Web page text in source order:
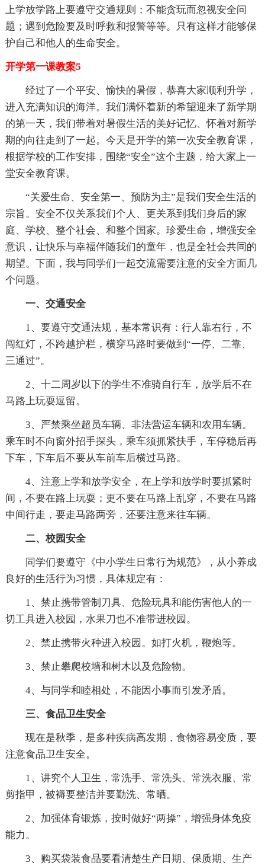
上学放学路上要遵守交通规则；不能贪玩而忽视安全问
题；遇到危险要及时呼救和报警等等。只有这样才能够保
护自己和他人的生命安全。
开学第一课教案5
经过了一个平安、愉快的暑假，恭喜大家顺利升学，
进入充满知识的海洋。我们满怀着新的希望迎来了新学期
的第一天，我们带着对暑假生活的美好记忆、怀着对新学
期的向往走到了一起。今天是开学的第一次安全教育课，
根据学校的工作安排，围绕“安全”这个主题，给大家上一
堂安全教育课。
“关爱生命、安全第一、预防为主”是我们安全生活的
宗旨。安全不仅关系我们个人、更关系到我们身后的家
庭、学校、整个社会、和整个国家。珍爱生命，增强安全
意识，让快乐与幸福伴随我们的童年，也是全社会共同的
期望。下面，我与同学们一起交流需要注意的安全方面几
个问题。
一、交通安全
1、要遵守交通法规，基本常识有：行人靠右行，不
闯红灯，不跨越护栏，横穿马路时要做到“一停、二靠、
三通过”。
2、十二周岁以下的学生不准骑自行车，放学后不在
马路上玩耍逗留。
3、严禁乘坐超员车辆、非法营运车辆和农用车辆。
乘车时不向窗外招手探头，乘车须抓紧扶手，车停稳后再
下车，下车后不要从车前车后横过马路。
4、注意上学和放学安全，在上学和放学时要抓紧时
间，不要在路上玩耍；更不要在马路上乱穿，不要在马路
中间行走，要走马路两旁，还要注意来往车辆。
二、校园安全
同学们要遵守《中小学生日常行为规范》，从小养成
良好的生活行为习惯，具体规定有：
1、禁止携带管制刀具、危险玩具和能伤害他人的一
切工具进入校园，水果刀也不准带进校园。
2、禁止携带火种进入校园。如打火机，鞭炮等。
3、禁止攀爬校墙和树木以及危险物。
4、与同学和睦相处，不能因小事而引发矛盾。
三、食品卫生安全
现在是秋季，是多种疾病高发期，食物容易变质，要
注意食品卫生安全。
1、讲究个人卫生，常洗手、常洗头、常洗衣服、常
剪指甲，被褥要整洁并要勤洗、常晒。
2、加强体育锻炼，按时做好“两操”，增强身体免疫
能力。
3、购买袋装食品要看清楚生产日期、保质期、生产